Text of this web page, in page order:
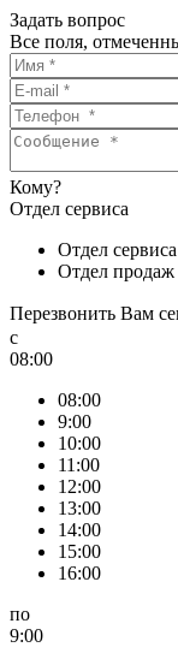
Задать вопрос
Все поля,
Кому?
Отдел сервиса
Отдел сервиса
Отдел продаж
Перезвонить Вам
c
08:00
08:00
9:00
10:00
11:00
12:00
13:00
14:00
15:00
16:00
по
9:00